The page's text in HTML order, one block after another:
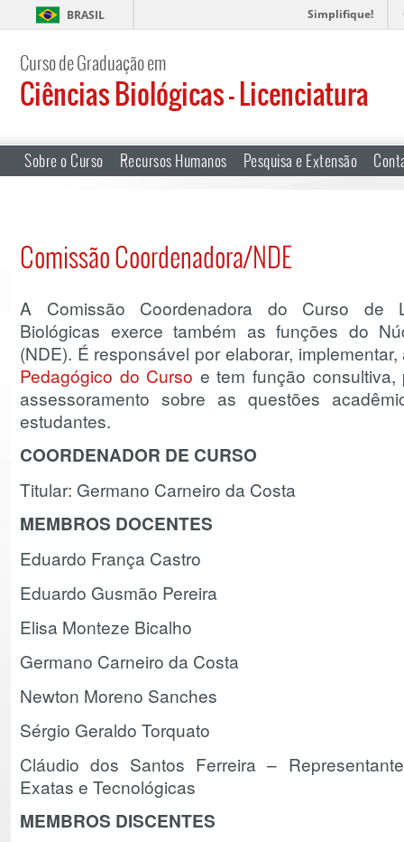
BRASIL Simplifique!
Curso de Graduação em
Ciências Biológicas – Licenciatura
Sobre o Curso Recursos Humanos Pesquisa e Extensão
Comissão Coordenadora/NDE
A Comissão Coordenadora do Curso de
Biológicas exerce também as funções do
(NDE). É responsável por elaborar,
Pedagógico do Curso e tem função
assessoramento sobre as questões
estudantes.
COORDENADOR DE CURSO
Titular: Germano Carneiro da Costa
MEMBROS DOCENTES
Eduardo França Castro
Eduardo Gusmão Pereira
Elisa Monteze Bicalho
Germano Carneiro da Costa
Newton Moreno Sanches
Sérgio Geraldo Torquato
Cláudio dos Santos Ferreira –
Exatas e Tecnológicas
MEMBROS DISCENTES